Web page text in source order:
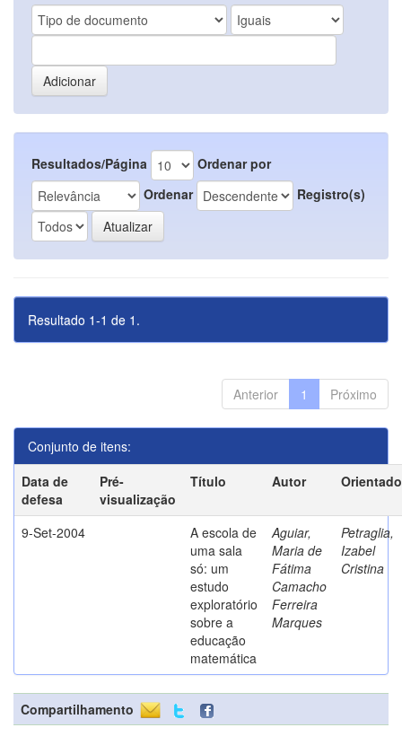
Resultados/Página
Ordenar por
Ordenar
Registro(s)
Resultado 1-1 de 1.
Anterior 1 Próximo
Conjunto de itens:
Data de
defesa
Pré-
visualização
Título Autor
9-Set-2004
A escola de
uma sala
só: um
estudo
exploratório
sobre a
educação
matemática
Aguiar,
Maria de
Fátima
Camacho
Ferreira
Marques
Petraglia,
Izabel
Cristina
Compartilhamento